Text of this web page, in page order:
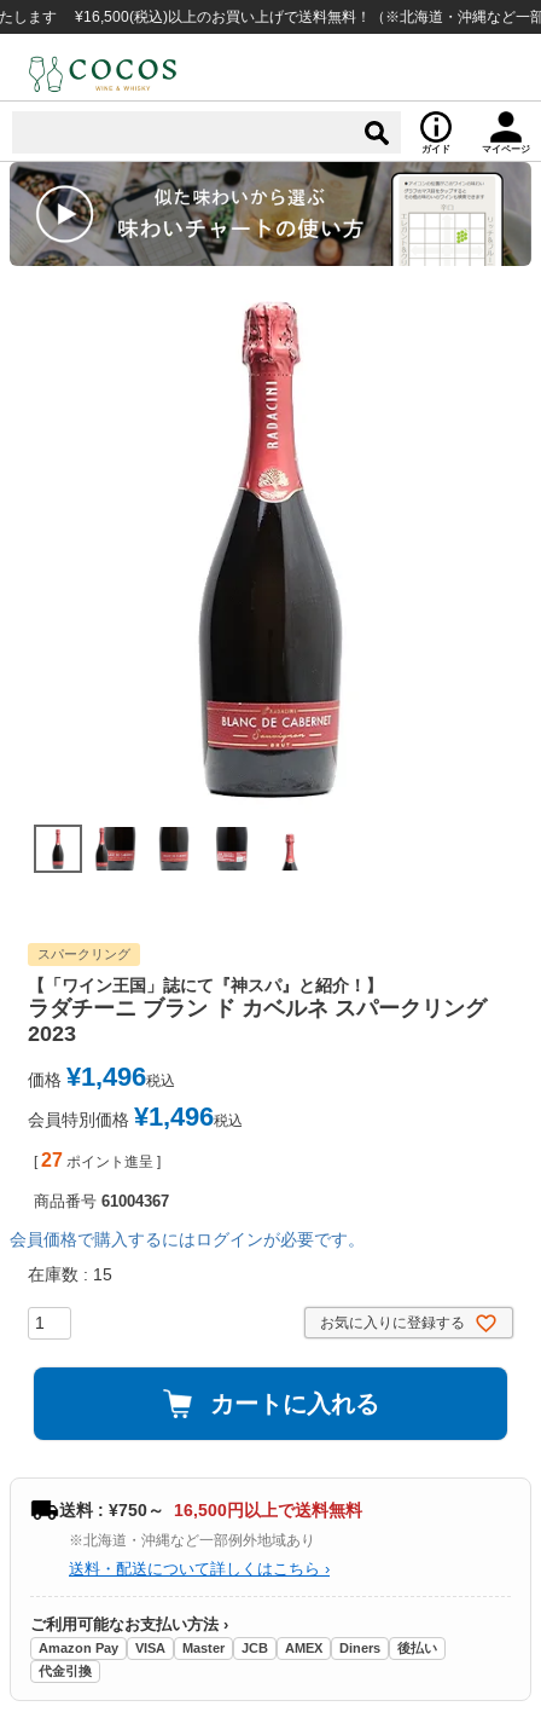
¥16,500(税込)以上のお買い上げで送料無料！（※北海道・沖縄など一部例外
ガイド マイページ
スパークリング
【「ワイン王国」誌にて『神スパ』と紹介！】
ラダチーニ ブラン ド カベルネ スパークリング
2023
価格 ¥1,496税込
会員特別価格 ¥1,496税込
[ 27 ポイント進呈 ]
商品番号 61004367
会員価格で購入するにはログインが必要です。
在庫数
15
お気に入りに登録する
カートに入れる
送料 : ¥750～ 16,500円以上で送料無料
※北海道・沖縄など一部例外地域あり
送料・配送について詳しくはこちら ›
ご利用可能なお支払い方法 ›
Amazon Pay VISA Master JCB AMEX Diners
後払い
代金引換